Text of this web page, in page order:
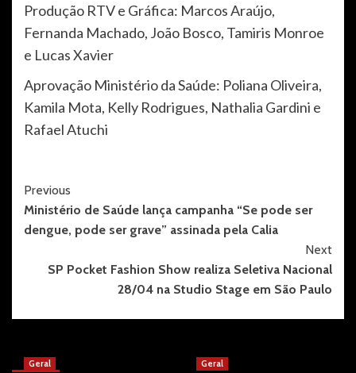
Produção RTV e Gráfica: Marcos Araújo,
Fernanda Machado, João Bosco, Tamiris Monroe
e Lucas Xavier
Aprovação Ministério da Saúde: Poliana Oliveira,
Kamila Mota, Kelly Rodrigues, Nathalia Gardini e
Rafael Atuchi
Post
Navigation
Previous
Ministério de Saúde lança campanha “Se pode ser
dengue, pode ser grave” assinada pela Calia
Next
SP Pocket Fashion Show realiza Seletiva Nacional
28/04 na Studio Stage em São Paulo
More Stories
Geral Geral